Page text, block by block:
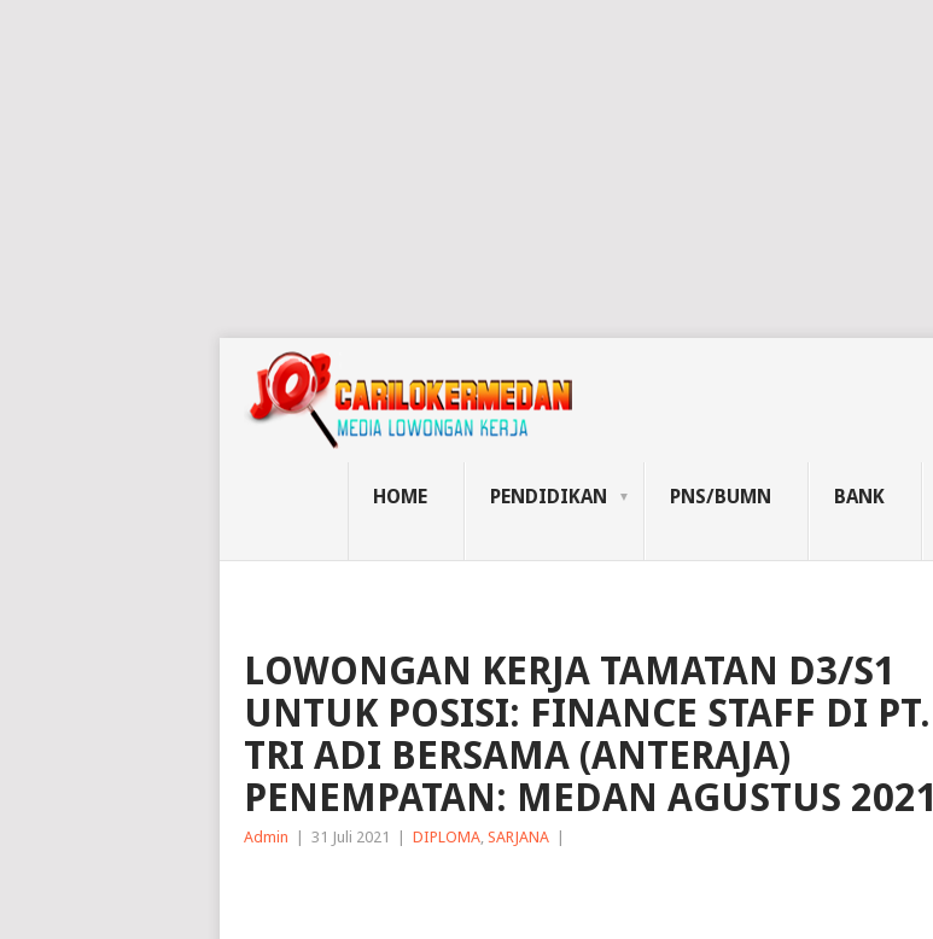
HOME PENDIDIKAN PNS/BUMN BANK
LOWONGAN KERJA TAMATAN D3/S1
UNTUK POSISI: FINANCE STAFF DI PT.
TRI ADI BERSAMA (ANTERAJA)
PENEMPATAN: MEDAN AGUSTUS 2021
Admin 31 Juli 2021 DIPLOMA, SARJANA